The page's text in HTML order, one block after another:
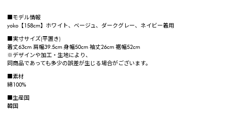
■モデル情報
yoko【158cm】ホワイト、ベージュ、ダークグレー、ネイビー着用
■実寸サイズ(平置き)
着丈63cm 肩幅39.5cm 身幅50cm 袖丈26cm 裾幅52cm
※デザインや加工・生地により、
同商品であっても多少の誤差が生じる場合がございます。
■素材
綿100%
■生産国
韓国